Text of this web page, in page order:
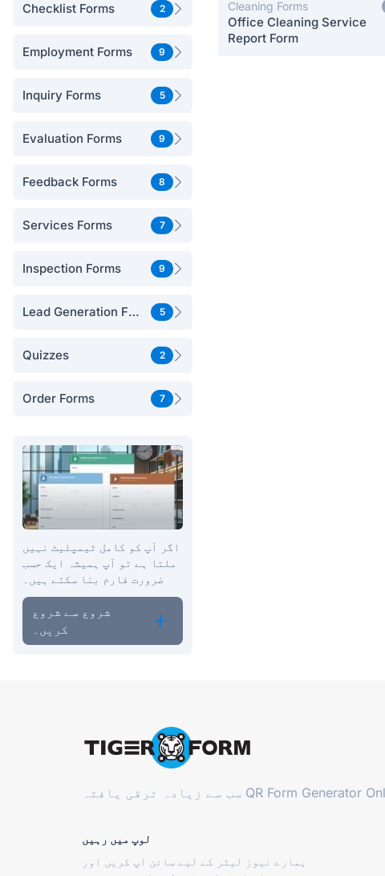
Checklist Forms 2
Employment Forms 9
Inquiry Forms 5
Evaluation Forms 9
Feedback Forms 8
Services Forms 7
Inspection Forms 9
Lead Generation Forms 5
Quizzes 2
Order Forms 7
اگر آپ کو کامل ٹیمپلیٹ نہیں
ملتا ہے تو آپ ہمیشہ ایک حسب
ضرورت فارم بنا سکتے ہیں۔
شروع سے شروع
کریں۔
Cleaning Forms
Office Cleaning Service
Report Form
سب سے زیادہ ترقی یافتہ QR Form Generator
لوپ میں رہیں
ہمارے نیوز لیٹر کے لیے سائن اپ کریں اور